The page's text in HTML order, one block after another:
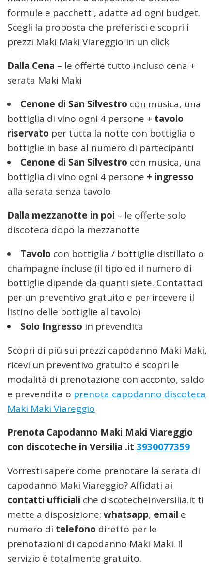
formule e pacchetti, adatte ad ogni budget.
Scegli la proposta che preferisci e scopri i
prezzi Maki Maki Viareggio in un click.
Dalla Cena – le offerte tutto incluso cena +
serata Maki Maki
Cenone di San Silvestro con musica, una
bottiglia di vino ogni 4 persone + tavolo
riservato per tutta la notte con bottiglia o
bottiglie in base al numero di partecipanti
Cenone di San Silvestro con musica, una
bottiglia di vino ogni 4 persone + ingresso
alla serata senza tavolo
Dalla mezzanotte in poi – le offerte solo
discoteca dopo la mezzanotte
Tavolo con bottiglia / bottiglie distillato o
champagne incluse (il tipo ed il numero di
bottiglie dipende da quanti siete. Contattaci
per un preventivo gratuito e per ircevere il
listino delle bottiglie al tavolo)
Solo Ingresso in prevendita
Scopri di più sui prezzi capodanno Maki Maki,
ricevi un preventivo gratuito e scopri le
modalità di prenotazione con acconto, saldo
e prevendita o prenota capodanno discoteca
Maki Maki Viareggio
Prenota Capodanno Maki Maki Viareggio
con discoteche in Versilia .it 3930077359
Vorresti sapere come prenotare la serata di
capodanno Maki Viareggio? Affidati ai
contatti ufficiali che discotecheinversilia.it ti
mette a disposizione: whatsapp, email e
numero di telefono diretto per le
prenotazioni di capodanno Maki Maki. Il
servizio è totalmente gratuito.